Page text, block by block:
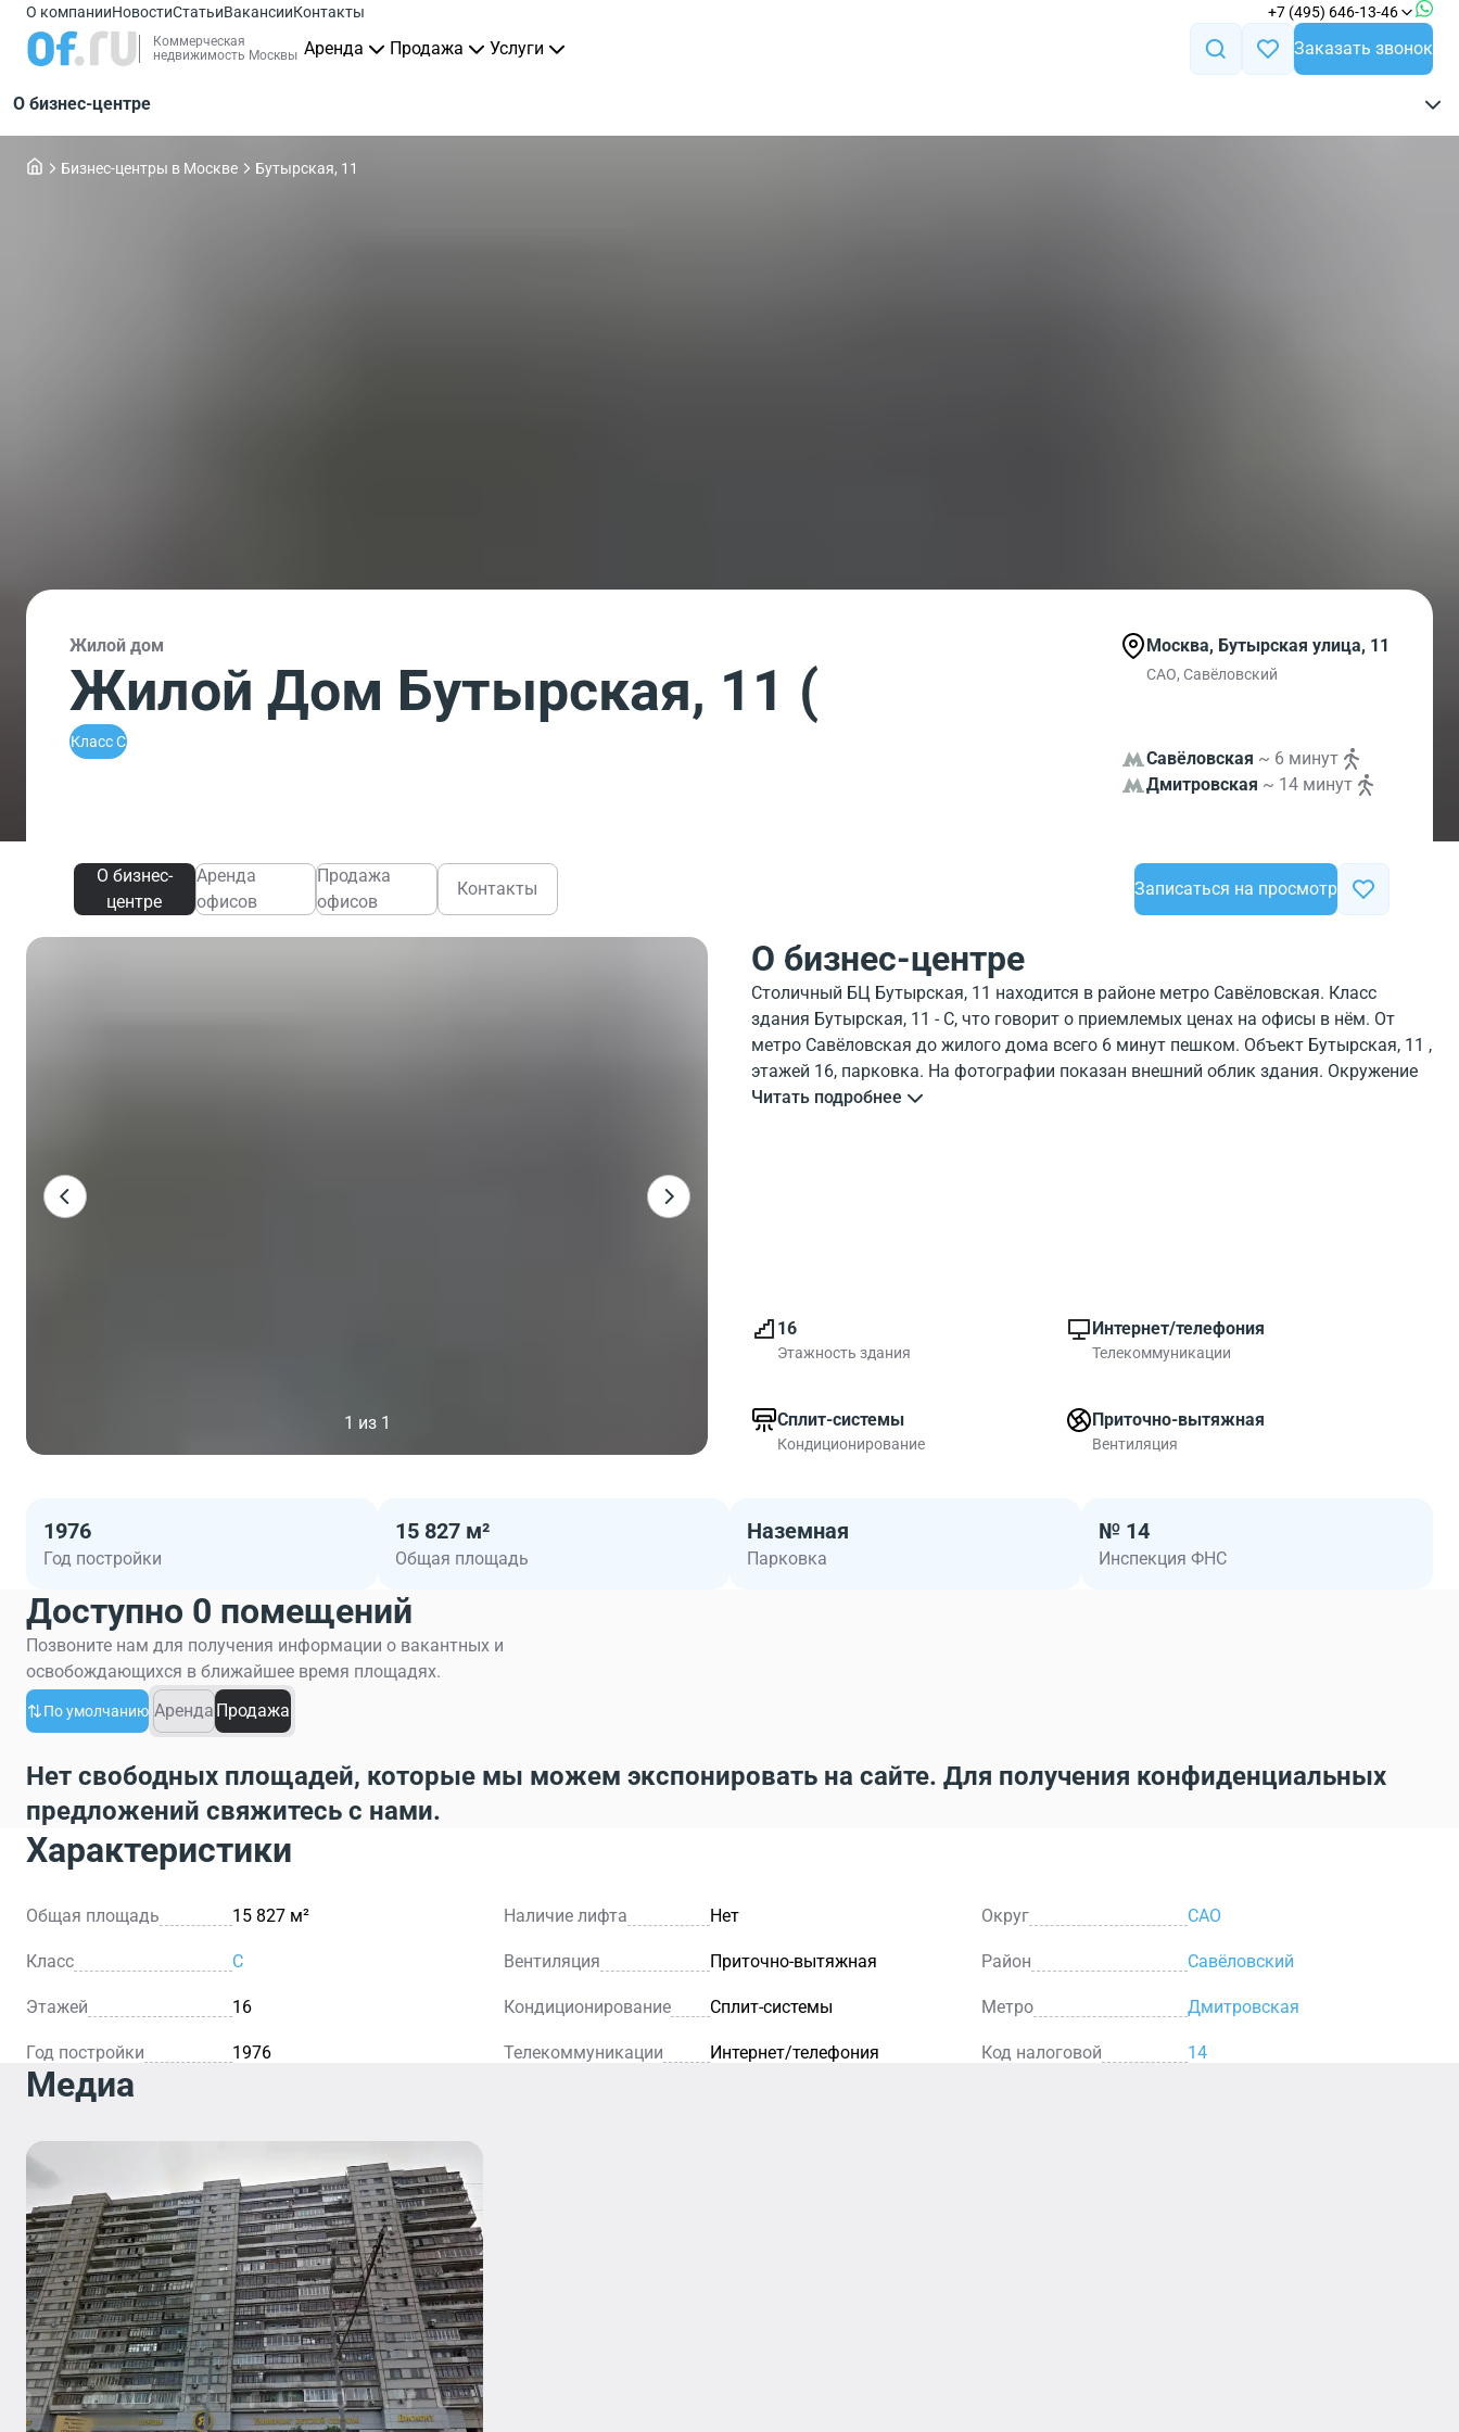
О компанииНовостиСтатьиВакансииКонтакты +7 (495) 646-13-46
Коммерческая
недвижимость Москвы Аренда Продажа Услуги Заказать звонок
О бизнес-центре
Бизнес-центры в Москве Бутырская, 11
Жилой дом
Жилой Дом Бутырская, 11 (
Класс C
Москва, Бутырская улица, 11
САО, Савёловский
Савёловская ~ 6 минут
Дмитровская ~ 14 минут
О бизнес-
центре
Аренда
офисов
Продажа
офисов
Контакты Записаться на просмотр
1 из 1
О бизнес-центре
Столичный БЦ Бутырская, 11 находится в районе метро Савёловская. Класс
здания Бутырская, 11 - C, что говорит о приемлемых ценах на офисы в нём. От
метро Савёловская до жилого дома всего 6 минут пешком. Объект Бутырская, 11 ,
этажей 16, парковка. На фотографии показан внешний облик здания. Окружение
жилого дома Butyrskaya 11 показано на карте. В районе БЦ есть много объектов
Читать подробнее
16
Этажность здания
Интернет/телефония
Телекоммуникации
Сплит-системы
Кондиционирование
Приточно-вытяжная
Вентиляция
1976
Год постройки
15 827 м²
Общая площадь
Наземная
Парковка
№ 14
Инспекция ФНС
Доступно 0 помещений
Позвоните нам для получения информации о вакантных и
освобождающихся в ближайшее время площадях.
По умолчанию Аренда Продажа
Нет свободных площадей, которые мы можем экспонировать на сайте. Для получения конфиденциальных
предложений свяжитесь с нами.
Характеристики
Общая площадь 15 827 м² Наличие лифта Нет Округ САО
Класс C Вентиляция Приточно-вытяжная Район Савёловский
Этажей 16 Кондиционирование Сплит-системы Метро Дмитровская
Год постройки 1976 Телекоммуникации Интернет/телефония Код налоговой 14
Медиа